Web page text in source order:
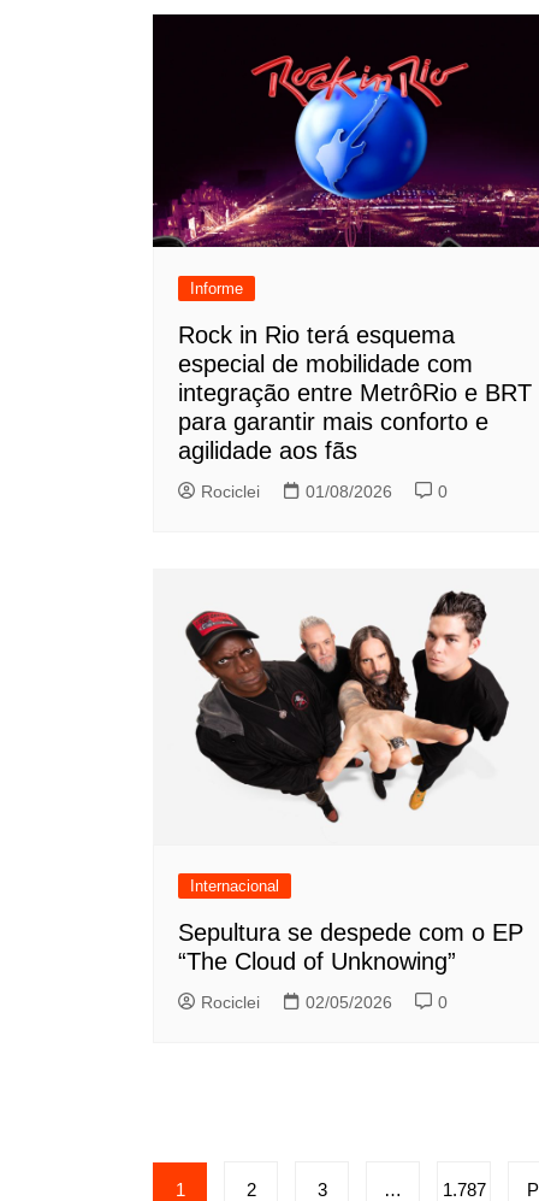
Informe
Rock in Rio terá esquema
especial de mobilidade com
integração entre MetrôRio e BRT
para garantir mais conforto e
agilidade aos fãs
Rociclei 01/08/2026 0
Internacional
Sepultura se despede com o EP
“The Cloud of Unknowing”
Rociclei 02/05/2026 0
Paginação
1 2 3 … 1.787